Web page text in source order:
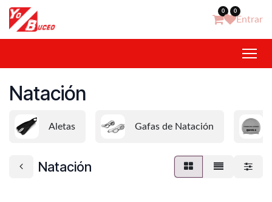
Ir al contenido 0 0
Entrar
Natación
Aletas Gafas de Natación
Natación